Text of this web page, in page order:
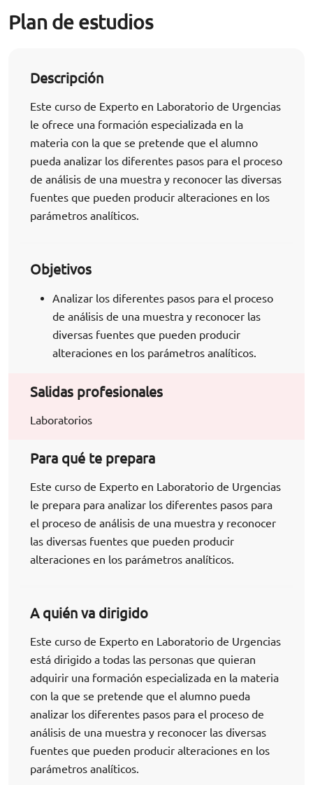
Plan de estudios
Descripción
Este curso de Experto en Laboratorio de Urgencias
le ofrece una formación especializada en la
materia con la que se pretende que el alumno
pueda analizar los diferentes pasos para el proceso
de análisis de una muestra y reconocer las diversas
fuentes que pueden producir alteraciones en los
parámetros analíticos.
Objetivos
Analizar los diferentes pasos para el proceso
de análisis de una muestra y reconocer las
diversas fuentes que pueden producir
alteraciones en los parámetros analíticos.
Salidas profesionales
Laboratorios
Para qué te prepara
Este curso de Experto en Laboratorio de Urgencias
le prepara para analizar los diferentes pasos para
el proceso de análisis de una muestra y reconocer
las diversas fuentes que pueden producir
alteraciones en los parámetros analíticos.
A quién va dirigido
Este curso de Experto en Laboratorio de Urgencias
está dirigido a todas las personas que quieran
adquirir una formación especializada en la materia
con la que se pretende que el alumno pueda
analizar los diferentes pasos para el proceso de
análisis de una muestra y reconocer las diversas
fuentes que pueden producir alteraciones en los
parámetros analíticos.